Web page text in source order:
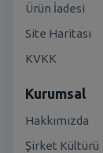
Ürün İadesi
Site Haritası
KVKK
Kurumsal
Hakkımızda
Şirket Kültürü